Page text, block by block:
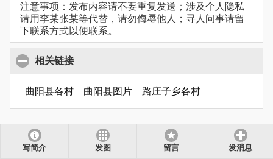
注意事项：发布内容请不要重复发送；涉及个人隐私
请用李某张某等代替，请勿侮辱他人；寻人问事请留
下联系方式以便联系。
相关链接
曲阳县各村 曲阳县图片 路庄子乡各村
写简介 发图 留言 发消息